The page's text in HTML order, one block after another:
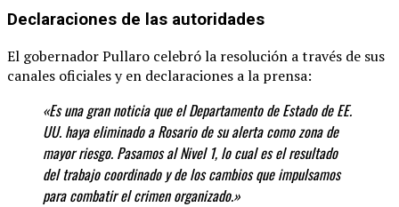
Declaraciones de las autoridades
El gobernador Pullaro celebró la resolución a través de sus
canales oficiales y en declaraciones a la prensa:
«Es una gran noticia que el Departamento de Estado de EE.
UU. haya eliminado a Rosario de su alerta como zona de
mayor riesgo. Pasamos al Nivel 1, lo cual es el resultado
del trabajo coordinado y de los cambios que impulsamos
para combatir el crimen organizado.»